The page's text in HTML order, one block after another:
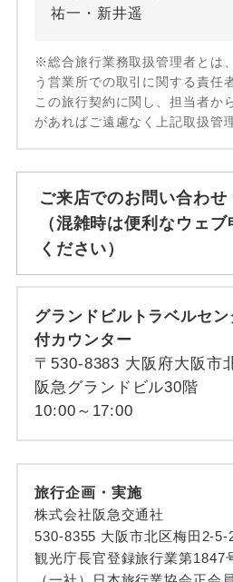
祐一・新井遥
※総合旅行業務取扱管理者とは
う営業所での取引に関する責任
この旅行契約に関し、担当者か
があればご遠慮なく上記取扱管
ご来店でのお問い合わせ
（混雑時は便利なウェ
ください）
グランドビルトラベルセ
付カウンター
〒530-8383 大阪府大阪市
阪急グランドビル30階
10:00～17:00
旅行企画・実施
株式会社阪急交通社
530-8355 大阪市北区梅田2-
観光庁長官登録旅行業第1847